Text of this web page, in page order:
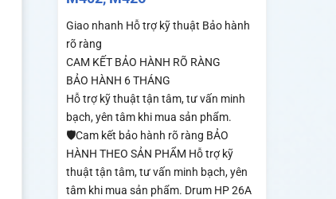
Giao nhanh Hỗ trợ kỹ thuật Bảo hành
rõ ràng
CAM KẾT BẢO HÀNH RÕ RÀNG
BẢO HÀNH 6 THÁNG
Hỗ trợ kỹ thuật tận tâm, tư vấn minh
bạch, yên tâm khi mua sản phẩm.
🛡️Cam kết bảo hành rõ ràng BẢO
HÀNH THEO SẢN PHẨM Hỗ trợ kỹ
thuật tận tâm, tư vấn minh bạch, yên
tâm khi mua sản phẩm. Drum HP 26A